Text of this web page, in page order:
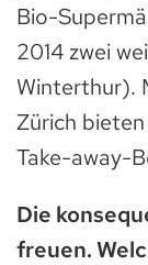
Bio-
2014 zwei
Winterthur).
Zürich
Take-away-
Die
freuen.